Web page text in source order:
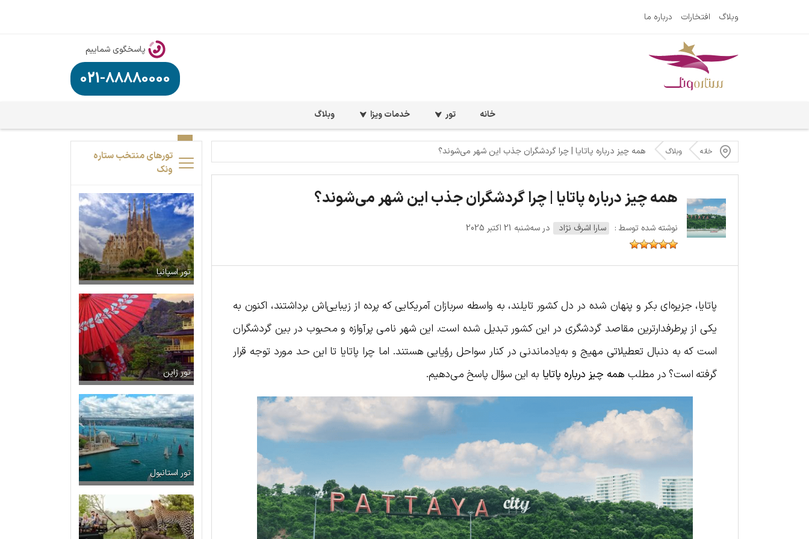
وبلاگ افتخارات درباره ما
پاسخگوی شماییم
021-88880000
خانه تور خدمات ویزا وبلاگ
خانه وبلاگ همه چیز درباره پاتایا | چرا گردشگران جذب این شهر می‌شوند؟
همه چیز درباره پاتایا | چرا گردشگران جذب این شهر می‌شوند؟
نوشته شده توسط : سارا اشرف نژاد در سه‌شنبه 21 اکتبر 2025
پاتایا، جزیره‌ای بکر و پنهان شده در دل کشور تایلند، به‌ واسطه‌ سربازان آمریکایی که پرده از زیبایی‌اش برداشتند، اکنون به
یکی از پرطرفدارترین مقاصد گردشگری در این کشور تبدیل شده است. این شهر نامی پرآوازه و محبوب در بین گردشگران
است که به دنبال تعطیلاتی مهیج و به‌یادماندنی در کنار سواحل رؤیایی هستند. اما چرا پاتایا تا این حد مورد توجه قرار
گرفته است؟ در مطلب همه چیز درباره پاتایا به این سؤال پاسخ می‌دهیم.
تورهای منتخب ستاره
ونک
تور اسپانیا
تور ژاپن
تور استانبول